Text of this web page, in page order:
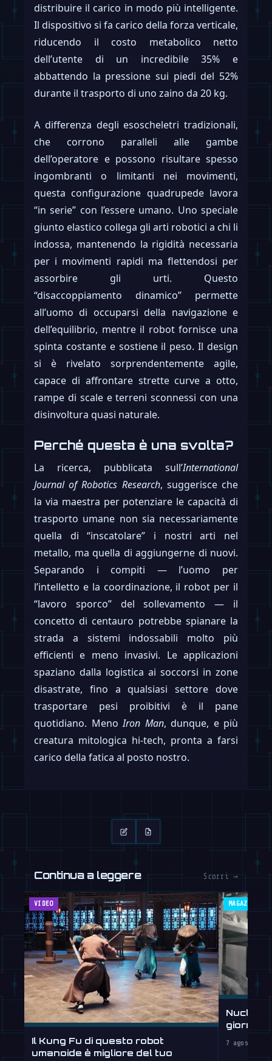
distribuire il carico in modo più intelligente.
Il dispositivo si fa carico della forza verticale,
riducendo il costo metabolico netto
dell’utente di un incredibile 35% e
abbattendo la pressione sui piedi del 52%
durante il trasporto di uno zaino da 20 kg.
A differenza degli esoscheletri tradizionali,
che corrono paralleli alle gambe
dell’operatore e possono risultare spesso
ingombranti o limitanti nei movimenti,
questa configurazione quadrupede lavora
“in serie” con l’essere umano. Uno speciale
giunto elastico collega gli arti robotici a chi li
indossa, mantenendo la rigidità necessaria
per i movimenti rapidi ma flettendosi per
assorbire gli urti. Questo
“disaccoppiamento dinamico” permette
all’uomo di occuparsi della navigazione e
dell’equilibrio, mentre il robot fornisce una
spinta costante e sostiene il peso. Il design
si è rivelato sorprendentemente agile,
capace di affrontare strette curve a otto,
rampe di scale e terreni sconnessi con una
disinvoltura quasi naturale.
Perché questa è una svolta?
La ricerca, pubblicata sull’International
Journal of Robotics Research, suggerisce che
la via maestra per potenziare le capacità di
trasporto umane non sia necessariamente
quella di “inscatolare” i nostri arti nel
metallo, ma quella di aggiungerne di nuovi.
Separando i compiti — l’uomo per
l’intelletto e la coordinazione, il robot per il
“lavoro sporco” del sollevamento — il
concetto di centauro potrebbe spianare la
strada a sistemi indossabili molto più
efficienti e meno invasivi. Le applicazioni
spaziano dalla logistica ai soccorsi in zone
disastrate, fino a qualsiasi settore dove
trasportare pesi proibitivi è il pane
quotidiano. MenoIron Man, dunque, e più
creatura mitologica hi-tech, pronta a farsi
carico della fatica al posto nostro.
Continua a leggere Scorri →
VIDEO
Il Kung Fu di questo robot
umanoide è migliore del tuo
MAGAZINE
Nucleus
giorni,
7 agosto